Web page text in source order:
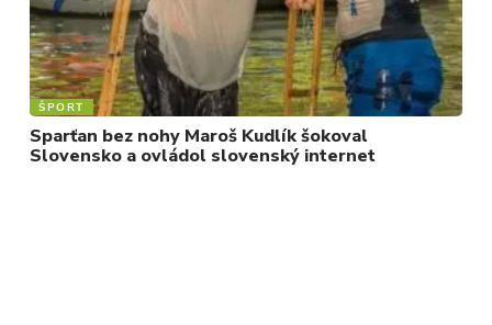
MIX
ŠPORT
Sparťan bez nohy Maroš Kudlík šokoval
Slovensko a ovládol slovenský internet